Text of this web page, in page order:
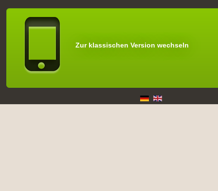
Zur klassischen Version wechseln